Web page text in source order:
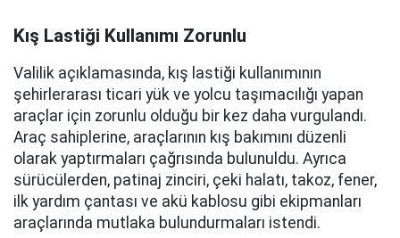
Kış Lastiği Kullanımı Zorunlu
Valilik açıklamasında, kış lastiği kullanımının
şehirlerarası ticari yük ve yolcu taşımacılığı yapan
araçlar için zorunlu olduğu bir kez daha vurgulandı.
Araç sahiplerine, araçlarının kış bakımını düzenli
olarak yaptırmaları çağrısında bulunuldu. Ayrıca
sürücülerden, patinaj zinciri, çeki halatı, takoz, fener,
ilk yardım çantası ve akü kablosu gibi ekipmanları
araçlarında mutlaka bulundurmaları istendi.